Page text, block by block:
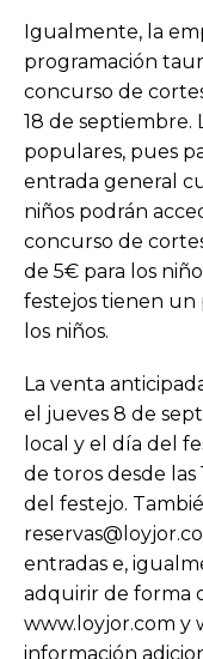
Igualmente, la
programación
concurso de
18 de septiembre.
populares, pues
entrada general
niños podrán
concurso de
de 5€ para los
festejos tienen un
los niños.
La venta
el jueves 8 de
local y el día del
de toros desde las
del festejo.
entradas e,
adquirir de forma
www.loyjor.com y
información